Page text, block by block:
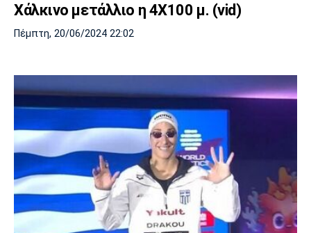
Χάλκινο μετάλλιο η 4Χ100 μ. (vid)
Πέμπτη, 20/06/2024 22:02